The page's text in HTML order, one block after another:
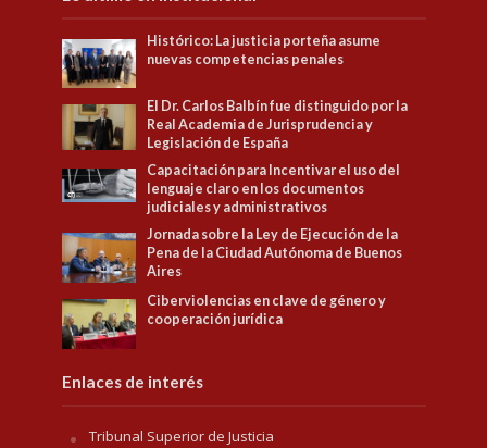
Histórico: La justicia porteña asume
nuevas competencias penales
El Dr. Carlos Balbín fue distinguido por la
Real Academia de Jurisprudencia y
Legislación de España
Capacitación para Incentivar el uso del
lenguaje claro en los documentos
judiciales y administrativos
Jornada sobre la Ley de Ejecución de la
Pena de la Ciudad Autónoma de Buenos
Aires
Ciberviolencias en clave de género y
cooperación jurídica
Enlaces de interés
Tribunal Superior de Justicia